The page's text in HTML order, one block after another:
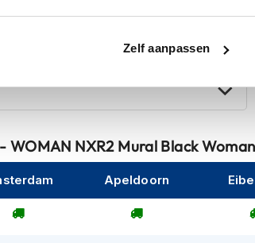
Zelf aanpassen
WOMAN NXR2 Mural Black Woman
Apeldoorn